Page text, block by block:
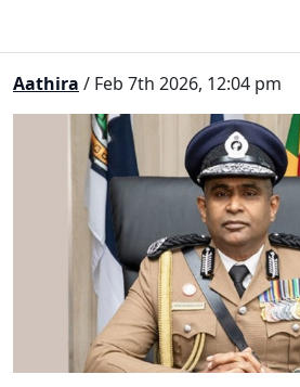
Aathira / Feb 7th 2026, 12:04 pm